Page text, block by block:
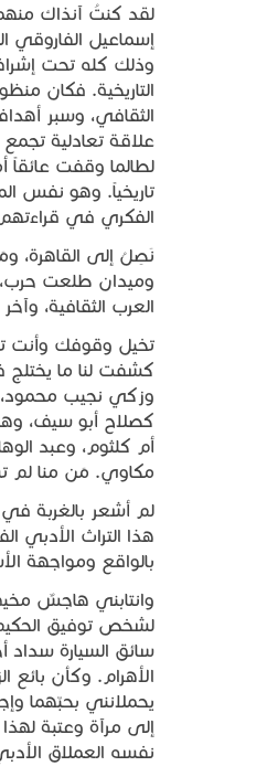
لقد كنتُ آنذاك
إسماعيل الفاروقي
وذلك كله تحت
التاريخية. فكان
الثقافي، وسبر
علاقة تعادلية تجمع
لطالما وقفت عائقاً
تاريخياً. وهو نفس
الفكري في
نَصِلُ إلى القاهرة،
وميدان طلعت حرب،
العرب الثقافية،
تخيل وقوفك وأنت
كشفت لنا ما يختلج
وزكي نجيب محمود،
كصلاح أبو سيف،
أم كلثوم، وعبد
مكاوي. مَن منا لم
لم أشعر بالغربة في
هذا التراث
بالواقع ومواجهة
وانتابني هاجسٌ
لشخص توفيق
سائق السيارة
الأهرام. وكأن
يحملانني بحبّهما
إلى مرآة وعتبة
نفسه العملاق